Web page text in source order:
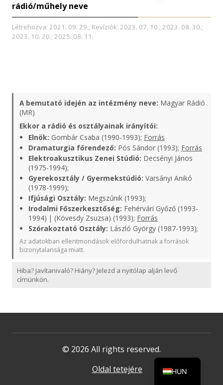
rádió/műhely neve
Létrehozva: 2021. 09. 29.; Revíziók: 2023. 07. 10.; 2023. 08. 30.;
2023. 10. 20.; 2025. 08. 11.
A bemutató idején az intézmény neve: Magyar Rádió
(MR)
Ekkor a rádió és osztályainak irányítói:
Elnök: Gombár Csaba (1990-1993); Forrás
Dramaturgia főrendező: Pós Sándor (1993); Forrás
Elektroakusztikus Zenei Stúdió: Decsényi János
(1975-1994);
Gyerekosztály / Gyermekstúdió: Varsányi Anikó
(1978-1999);
Ifjúsági Osztály: Megszűnik (1993);
Irodalmi Főszerkesztőség: Fehérvári Győző (1993-
1994) | (Kövesdy Zsuzsa) (1993); Forrás
Szórakoztató Osztály: László György (1987-1993);
Az adatokban ellentmondások előfordulhatnak a források
bizonytalansága miatt.
Hiba? Javítanivaló? Hiány? Jelezd a nyitólap alján levő
címünkön.
© 2026 All rights reserved.
Oldal tetejére
HUN